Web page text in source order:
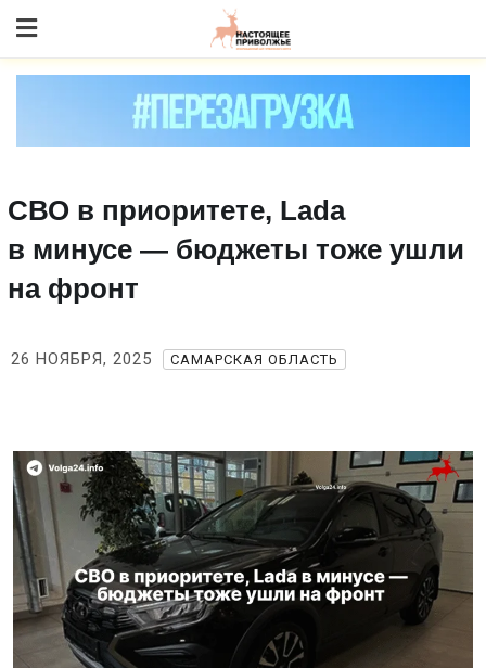
to content
СВО в приоритете, Lada
в минусе — бюджеты тоже ушли
на фронт
26 НОЯБРЯ, 2025 САМАРСКАЯ ОБЛАСТЬ